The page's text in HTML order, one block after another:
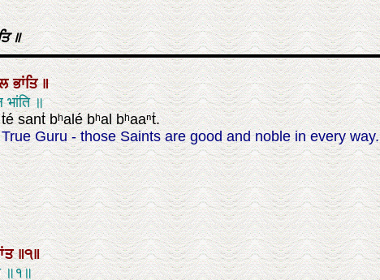
॥
ਭਾਂਤਿ॥
॥
sanṫ bʰalé bʰal bʰaaⁿṫ.
Guru - those Saints are good and noble in every way.
॥੧॥
॥१॥